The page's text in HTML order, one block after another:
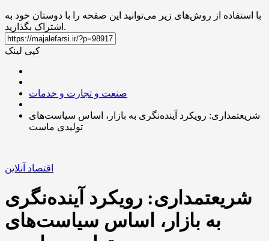
با استفاده از روش‌های زیر می‌توانید این صفحه را با دوستان خود به
اشتراک بگذارید.
کپی لینک
صنعت و تجارت و خدمات
شریعتمداری: رویکرد آینده‌نگری به بازار، اساس سیاست‌های
تولیدی ماست
اقتصاد آنلاین
شریعتمداری: رویکرد آینده‌نگری
به بازار، اساس سیاست‌های